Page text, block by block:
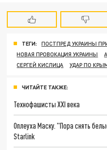
ТЕГИ:
ПОСТПРЕД УКРАИНЫ
НОВАЯ ПРОВОКАЦИЯ УКРАИНЫ
СЕРГЕЙ КИСЛИЦА
УДАР ПО
ЧИТАЙТЕ ТАКЖЕ:
Технофашисты XXI века
Оплеуха Маску. "Пора снять
Starlink